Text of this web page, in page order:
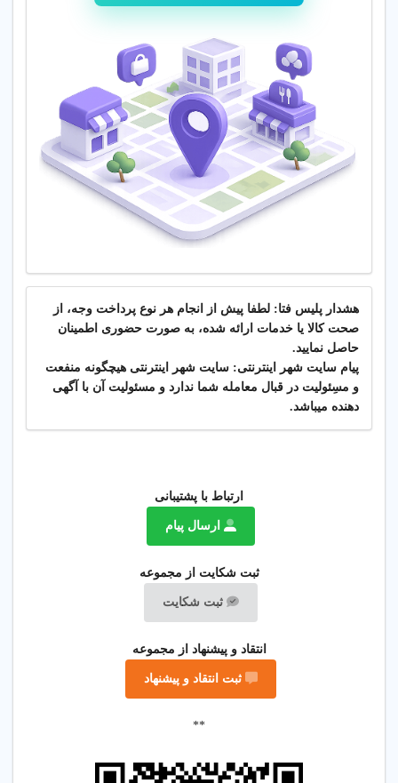
هشدار پلیس فتا: لطفا پیش از انجام هر نوع پرداخت وجه، از
صحت کالا یا خدمات ارائه شده، به صورت حضوری اطمینان
حاصل نمایید.
پیام سایت شهر اینترنتی: سایت شهر اینترنتی هیچگونه منفعت
و مسِئولیت در قبال معامله شما ندارد و مسئولیت آن با آگهی
دهنده میباشد.
ارتباط با پشتیبانی
ارسال پیام
ثبت شکایت از مجموعه
ثبت شکایت
انتقاد و پیشنهاد از مجموعه
ثبت انتقاد و پیشنهاد
**